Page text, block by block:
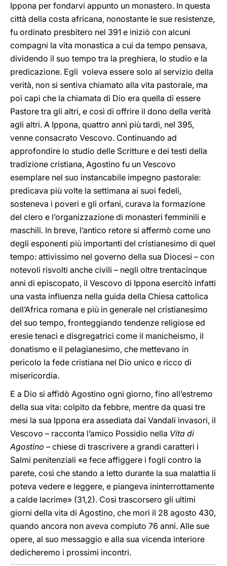
Ippona per fondarvi appunto un monastero. In questa
città della costa africana, nonostante le sue resistenze,
fu ordinato presbitero nel 391 e iniziò con alcuni
compagni la vita monastica a cui da tempo pensava,
dividendo il suo tempo tra la preghiera, lo studio e la
predicazione. Egli voleva essere solo al servizio della
verità, non si sentiva chiamato alla vita pastorale, ma
poi capì che la chiamata di Dio era quella di essere
Pastore tra gli altri, e così di offrire il dono della verità
agli altri. A Ippona, quattro anni più tardi, nel 395,
venne consacrato Vescovo. Continuando ad
approfondire lo studio delle Scritture e dei testi della
tradizione cristiana, Agostino fu un Vescovo
esemplare nel suo instancabile impegno pastorale:
predicava più volte la settimana ai suoi fedeli,
sosteneva i poveri e gli orfani, curava la formazione
del clero e l’organizzazione di monasteri femminili e
maschili. In breve, l’antico retore si affermò come uno
degli esponenti più importanti del cristianesimo di quel
tempo: attivissimo nel governo della sua Diocesi – con
notevoli risvolti anche civili – negli oltre trentacinque
anni di episcopato, il Vescovo di Ippona esercitò infatti
una vasta influenza nella guida della Chiesa cattolica
dell’Africa romana e più in generale nel cristianesimo
del suo tempo, fronteggiando tendenze religiose ed
eresie tenaci e disgregatrici come il manicheismo, il
donatismo e il pelagianesimo, che mettevano in
pericolo la fede cristiana nel Dio unico e ricco di
misericordia.
E a Dio si affidò Agostino ogni giorno, fino all’estremo
della sua vita: colpito da febbre, mentre da quasi tre
mesi la sua Ippona era assediata dai Vandali invasori, il
Vescovo – racconta l’amico Possidio nella Vita di
Agostino – chiese di trascrivere a grandi caratteri i
Salmi penitenziali «e fece affiggere i fogli contro la
parete, così che stando a letto durante la sua malattia li
poteva vedere e leggere, e piangeva ininterrottamente
a calde lacrime» (31,2). Così trascorsero gli ultimi
giorni della vita di Agostino, che morì il 28 agosto 430,
quando ancora non aveva compiuto 76 anni. Alle sue
opere, al suo messaggio e alla sua vicenda interiore
dedicheremo i prossimi incontri.